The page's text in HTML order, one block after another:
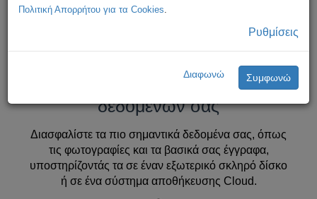
σημαντικών ...
Δημιουργείτε αντίγραφα
ασφαλείας των πιο σημαντικών
δεδομένων σας
Διασφαλίστε τα πιο σημαντικά δεδομένα σας, όπως
τις φωτογραφίες και τα βασικά σας έγγραφα,
υποστηρίζοντάς τα σε έναν εξωτερικό σκληρό δίσκο
ή σε ένα σύστημα αποθήκευσης Cloud.
Πολιτική Απορρήτου για τα Cookies.
Ρυθμίσεις
Διαφωνώ Συμφωνώ